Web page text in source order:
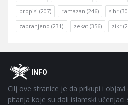
propisi (207) ramazan (246) sihr
zabranjeno (231) zekat (356) zikr
FooterOINFO
Cilj ove stranice je da prikupi i
pitanja koje su dali islamski učenjaci